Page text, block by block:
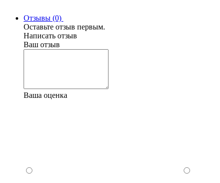
Отзывы (0)
Оставьте отзыв первым.
Написать отзыв
Ваш отзыв
Ваша оценка